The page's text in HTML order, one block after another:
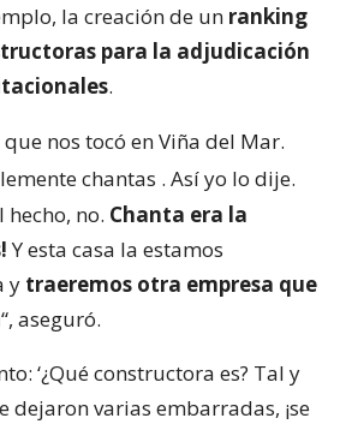
la creación de un ranking
para la adjudicación
.
nos tocó en Viña del Mar.
chantas . Así yo lo dije.
no. Chanta era la
Y esta casa la estamos
y traeremos otra empresa que
“, aseguró.
‘¿Qué constructora es? Tal y
dejaron varias embarradas, ¡se